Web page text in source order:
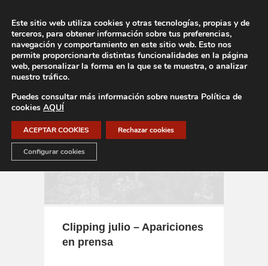
Clipping julio – Apariciones
en prensa
Este sitio web utiliza cookies y otras tecnologías, propias y de
terceros, para obtener información sobre tus preferencias,
navegación y comportamiento en este sitio web. Esto nos
permite proporcionarte distintas funcionalidades en la página
web, personalizar la forma en la que se te muestra, o analizar
nuestro tráfico.
Puedes consultar más información sobre nuestra Política de
cookies AQUÍ
ACEPTAR COOKIES Rechazar cookies
Configurar cookies